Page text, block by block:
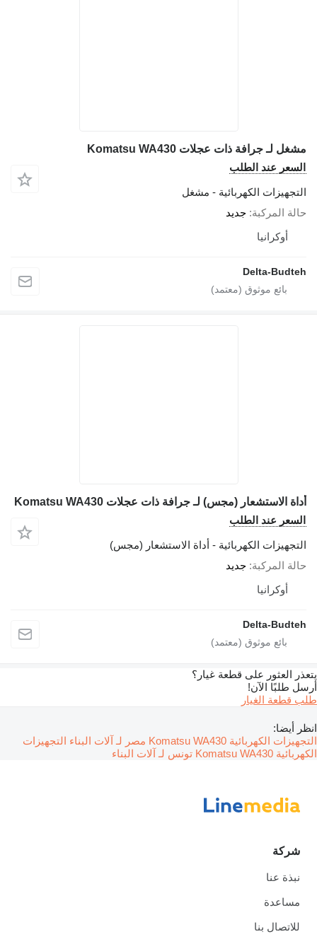
مشغل لـ جرافة ذات عجلات Komatsu WA430
السعر عند الطلب
التجهيزات الكهربائية - مشغل
حالة المركبة جديد
أوكرانيا
Delta-Budteh
أداة الاستشعار (مجس) لـ جرافة ذات عجلات Komatsu WA430
السعر عند الطلب
التجهيزات الكهربائية - أداة الاستشعار (مجس)
حالة المركبة جديد
أوكرانيا
Delta-Budteh
يتعذر العثور على قطعة غيار؟
أرسل طلبًا الآن!
طلب قطعة الغيار
انظر أيضا:
التجهيزات الكهربائية Komatsu WA430 مصر لـ آلات البناء
التجهيزات
الكهربائية Komatsu WA430 تونس لـ آلات البناء
شركة
نبذة عنا
مساعدة
للاتصال بنا